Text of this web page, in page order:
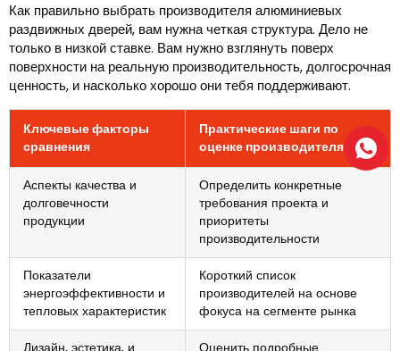
Как правильно выбрать производителя алюминиевых
раздвижных дверей, вам нужна четкая структура. Дело не
только в низкой ставке. Вам нужно взглянуть поверх
поверхности на реальную производительность, долгосрочная
ценность, и насколько хорошо они тебя поддерживают.
Ключевые факторы
сравнения
Практические шаги по
оценке производителя
Аспекты качества и
долговечности
продукции
Определить конкретные
требования проекта и
приоритеты
производительности
Показатели
энергоэффективности и
тепловых характеристик
Короткий список
производителей на основе
фокуса на сегменте рынка